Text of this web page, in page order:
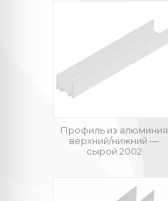
Профиль из алюминия
верхний/нижний —
cырой 2002